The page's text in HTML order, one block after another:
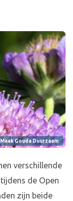
Maak Gouda Duurzaam
verschillende
de Open
zijn beide